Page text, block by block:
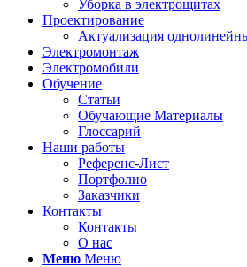
Уборка в электрощитах
Проектирование
Актуализация
Электромонтаж
Электромобили
Обучение
Статьи
Обучающие Материалы
Глоссарий
Наши работы
Референс-Лист
Портфолио
Заказчики
Контакты
Контакты
О нас
Меню Меню